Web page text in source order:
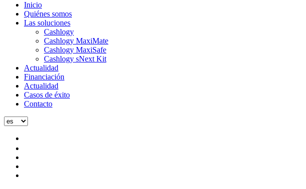
Inicio
Quiénes somos
Las soluciones
Cashlogy
Cashlogy MaxiMate
Cashlogy MaxiSafe
Cashlogy sNext Kit
Actualidad
Financiación
Actualidad
Casos de éxito
Contacto